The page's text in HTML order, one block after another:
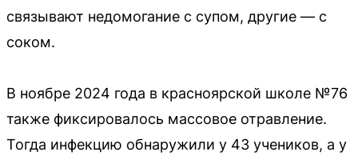
связывают недомогание с супом, другие — с
соком.
В ноябре 2024 года в красноярской школе №76
также фиксировалось массовое отравление.
Тогда инфекцию обнаружили у 43 учеников, а у